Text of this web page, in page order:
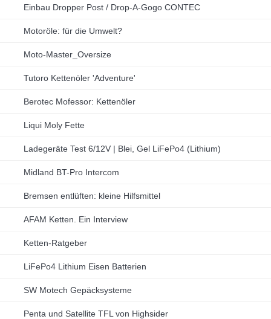
Einbau Dropper Post / Drop-A-Gogo CONTEC
Motoröle: für die Umwelt?
Moto-Master_Oversize
Tutoro Kettenöler 'Adventure'
Berotec Mofessor: Kettenöler
Liqui Moly Fette
Ladegeräte Test 6/12V | Blei, Gel LiFePo4 (Lithium)
Midland BT-Pro Intercom
Bremsen entlüften: kleine Hilfsmittel
AFAM Ketten. Ein Interview
Ketten-Ratgeber
LiFePo4 Lithium Eisen Batterien
SW Motech Gepäcksysteme
Penta und Satellite TFL von Highsider